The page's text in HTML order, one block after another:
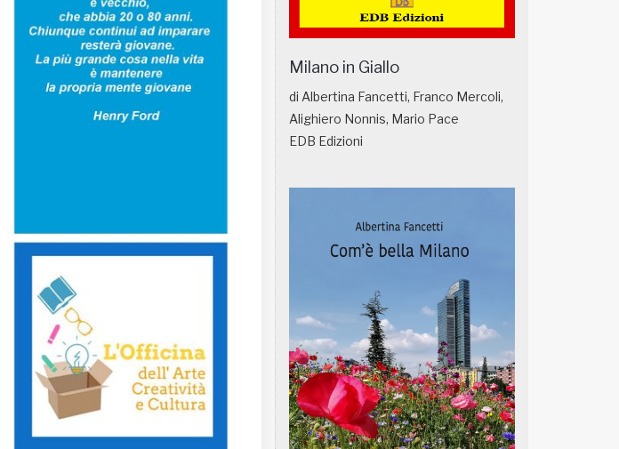
Milano in Giallo
di Albertina Fancetti, Franco Mercoli,
Alighiero Nonnis, Mario Pace
EDB Edizioni